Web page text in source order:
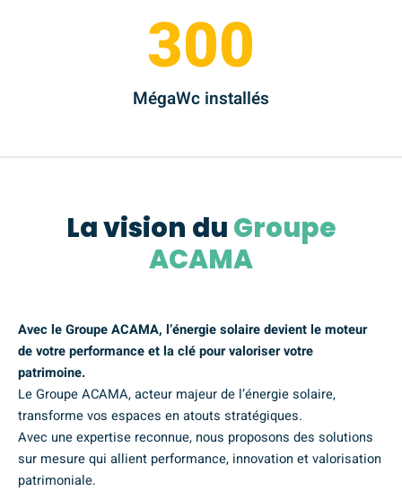
MégaWc installés
300
La vision duGroupe
ACAMA
Avec le Groupe ACAMA, l’énergie solaire devient le moteur
de votre performance et la clé pour valoriser votre
patrimoine.
Le Groupe ACAMA, acteur majeur de l’énergie solaire,
transforme vos espaces en atouts stratégiques.
Avec une expertise reconnue, nous proposons des solutions
sur mesure qui allient performance, innovation et valorisation
patrimoniale.